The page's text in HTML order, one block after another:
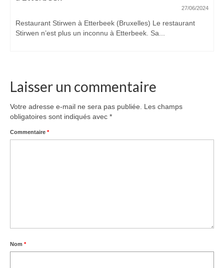
27/06/2024
Restaurant Stirwen à Etterbeek (Bruxelles) Le restaurant
Stirwen n’est plus un inconnu à Etterbeek. Sa...
Laisser un commentaire
Votre adresse e-mail ne sera pas publiée.
Les champs
obligatoires sont indiqués avec *
Commentaire *
Nom *